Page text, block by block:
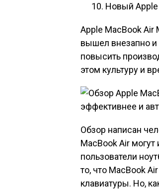
Новый Apple
Apple MacBook Air
вышел внезапно и
повысить
этом культуру и
Обзор написан
MacBook Air
пользователи
то, что MacBook
клавиатуры. Но,